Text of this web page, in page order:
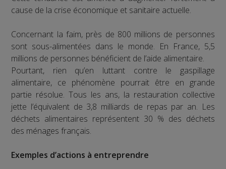
cause de la crise économique et sanitaire actuelle.
Concernant la faim, près de 800 millions de personnes
sont sous-alimentées dans le monde. En France, 5,5
millions de personnes bénéficient de l’aide alimentaire.
Pourtant, rien qu’en luttant contre le gaspillage
alimentaire, ce phénomène pourrait être en grande
partie résolue. Tous les ans, la restauration collective
jette l’équivalent de 3,8 milliards de repas par an. Les
déchets alimentaires représentent 30 % des déchets
des ménages français.
Exemples d’actions à entreprendre